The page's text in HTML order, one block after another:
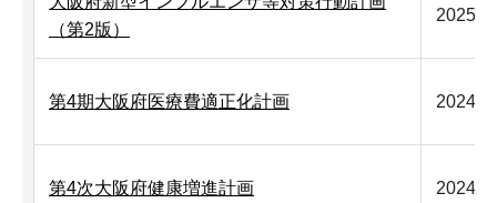
（第2版）
2025
第4期大阪府医療費適正化計画 2024
第4次大阪府健康増進計画 2024